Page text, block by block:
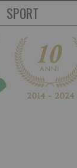
SPORT